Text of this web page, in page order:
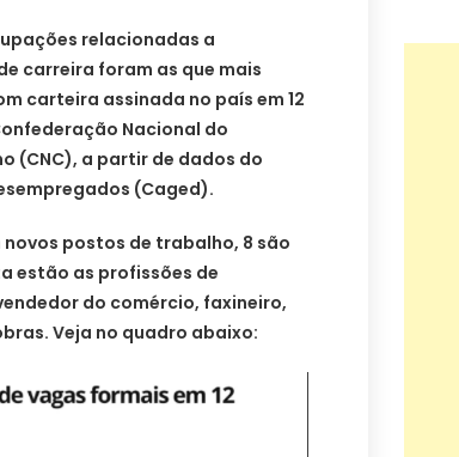
relacionadas a
carreira foram as que mais
carteira assinada no país em 12
Nacional do
(CNC), a partir de dados do
(Caged).
postos de trabalho, 8 são
estão as profissões de
do comércio, faxineiro,
Veja no quadro abaixo: